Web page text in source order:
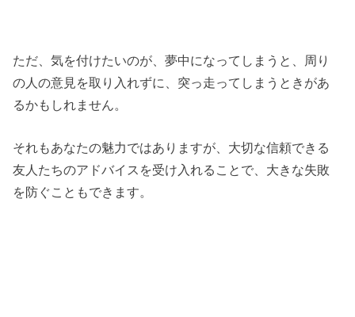
ただ、気を付けたいのが、夢中になってしまうと、周り
の人の意見を取り入れずに、突っ走ってしまうときがあ
るかもしれません。
それもあなたの魅力ではありますが、大切な信頼できる
友人たちのアドバイスを受け入れることで、大きな失敗
を防ぐこともできます。